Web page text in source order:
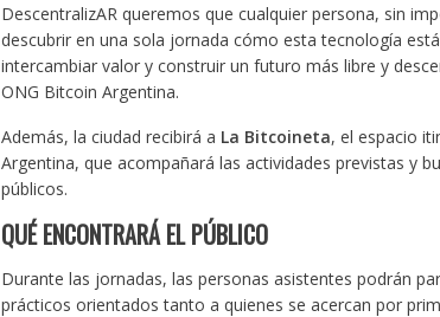
DescentralizAR queremos que cualquier persona, sin
descubrir en una sola jornada cómo esta tecnología
intercambiar valor y construir un futuro más libre y
ONG Bitcoin Argentina.
Además, la ciudad recibirá a La Bitcoineta, el espacio
Argentina, que acompañará las actividades previstas y
públicos.
QUÉ ENCONTRARÁ EL PÚBLICO
Durante las jornadas, las personas asistentes podrán
prácticos orientados tanto a quienes se acercan por